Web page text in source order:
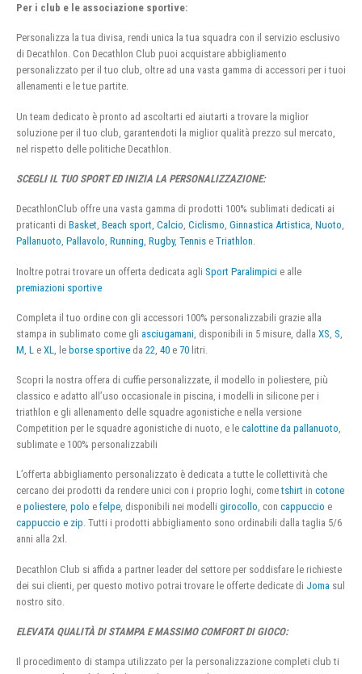
Per i club e le associazione sportive:
Personalizza la tua divisa, rendi unica la tua squadra con il servizio esclusivo
di Decathlon. Con Decathlon Club puoi acquistare abbigliamento
personalizzato per il tuo club, oltre ad una vasta gamma di accessori per i tuoi
allenamenti e le tue partite.
Un team dedicato è pronto ad ascoltarti ed aiutarti a trovare la miglior
soluzione per il tuo club, garantendoti la miglior qualità prezzo sul mercato,
nel rispetto delle politiche Decathlon.
SCEGLI IL TUO SPORT ED INIZIA LA PERSONALIZZAZIONE:
DecathlonClub offre una vasta gamma di prodotti 100% sublimati dedicati ai
praticanti di Basket, Beach sport, Calcio, Ciclismo, Ginnastica Artistica, Nuoto,
Pallanuoto, Pallavolo, Running, Rugby, Tennis e Triathlon.
Inoltre potrai trovare un offerta dedicata agli Sport Paralimpici e alle
premiazioni sportive
Completa il tuo ordine con gli accessori 100% personalizzabili grazie alla
stampa in sublimato come gli asciugamani , disponibili in 5 misure, dalla XS S
M L e XL , le borse sportive da 22 40 e 70 litri.
Scopri la nostra offera di cuffie personalizzate, il modello in poliestere, più
classico e adatto all’uso occasionale in piscina, i modelli in silicone per i
triathlon e gli allenamento delle squadre agonistiche e nella versione
Competition per le squadre agonistiche di nuoto, e le calottine da pallanuoto,
sublimate e 100% personalizzabili
L’offerta abbigliamento personalizzato è dedicata a tutte le collettività che
cercano dei prodotti da rendere unici con i proprio loghi, cometshirt in cotone
e poliestere, polo e felpe, disponibili nei modelli girocollo, con cappuccio e
cappuccio e zip. Tutti i prodotti abbigliamento sono ordinabili dalla taglia 5/6
anni alla 2xl.
Decathlon Club si affida a partner leader del settore per soddisfare le richieste
dei sui clienti, per questo motivo potrai trovare le offerte dedicate di Joma sul
nostro sito.
ELEVATA QUALITÀ DI STAMPA E MASSIMO COMFORT DI GIOCO:
Il procedimento di stampa utilizzato per la personalizzazione completi club ti